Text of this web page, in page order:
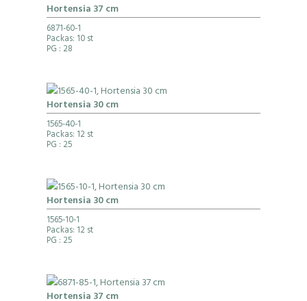
Hortensia 37 cm
6871-60-1
Packas: 10 st
PG : 28
Hortensia 30 cm
1565-40-1
Packas: 12 st
PG : 25
Hortensia 30 cm
1565-10-1
Packas: 12 st
PG : 25